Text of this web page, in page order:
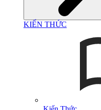
KIẾN THỨC